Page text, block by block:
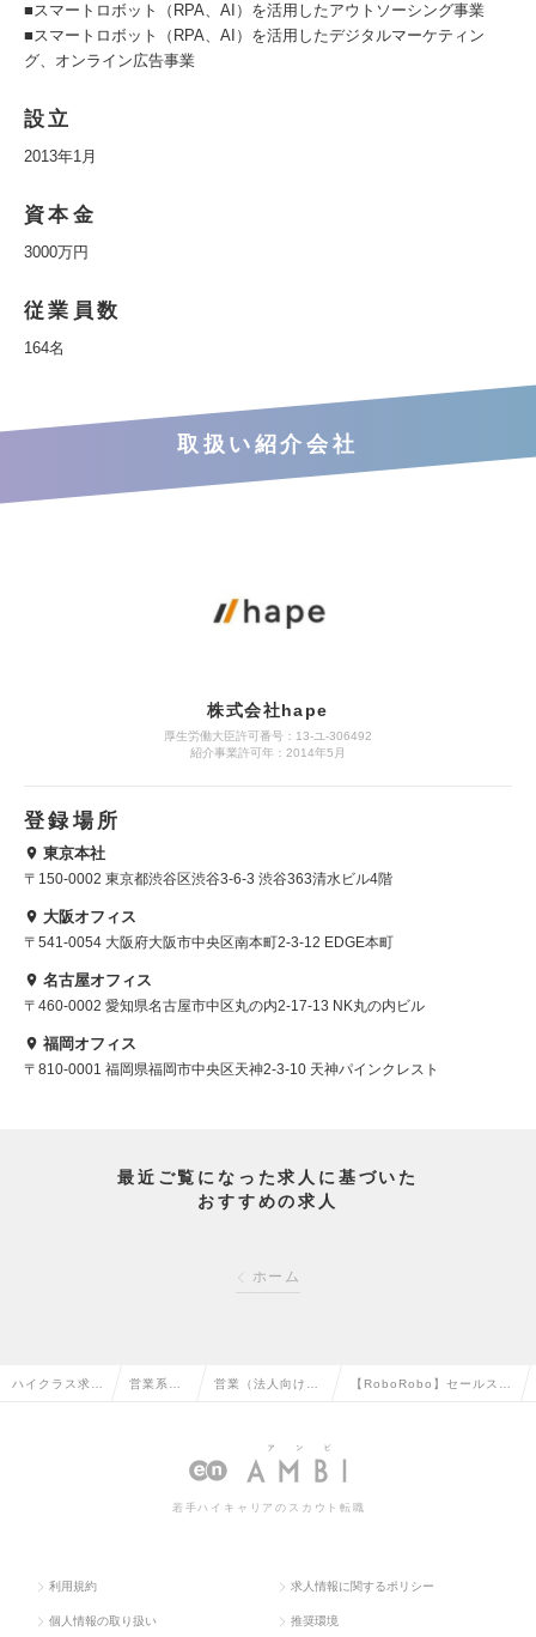
■スマートロボット（RPA、AI）を活用したアウトソーシング事業
■スマートロボット（RPA、AI）を活用したデジタルマーケティン
グ、オンライン広告事業
設立
2013年1月
資本金
3000万円
従業員数
164名
取扱い紹介会社
株式会社hape
厚生労働大臣許可番号：13-ユ-306492
紹介事業許可年：2014年5月
登録場所
東京本社
〒150-0002 東京都渋谷区渋谷3-6-3 渋谷363清水ビル4階
大阪オフィス
〒541-0054 大阪府大阪市中央区南本町2-3-12 EDGE本町
名古屋オフィス
〒460-0002 愛知県名古屋市中区丸の内2-17-13 NK丸の内ビル
福岡オフィス
〒810-0001 福岡県福岡市中央区天神2-3-10 天神パインクレスト
最近ご覧になった求人に基づいた
おすすめの求人
ホーム
ハイクラス求人 営業系の 営業（法人向け） 【RoboRobo】セールスの
若手ハイキャリアのスカウト転職
利用規約 求人情報に関するポリシー
個人情報の取り扱い 推奨環境